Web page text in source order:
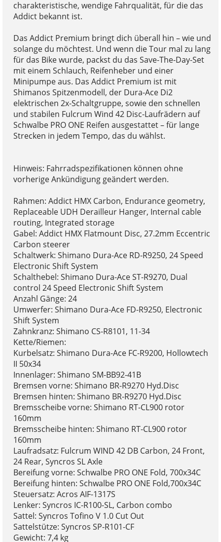
charakteristische, wendige Fahrqualität, für die das
Addict bekannt ist.
Das Addict Premium bringt dich überall hin – wie und
solange du möchtest. Und wenn die Tour mal zu lang
für das Bike wurde, packst du das Save-The-Day-Set
mit einem Schlauch, Reifenheber und einer
Minipumpe aus. Das Addict Premium ist mit
Shimanos Spitzenmodell, der Dura-Ace Di2
elektrischen 2x-Schaltgruppe, sowie den schnellen
und stabilen Fulcrum Wind 42 Disc-Laufrädern auf
Schwalbe PRO ONE Reifen ausgestattet – für lange
Strecken in jedem Tempo, das du wählst.
Hinweis: Fahrradspezifikationen können ohne
vorherige Ankündigung geändert werden.
Rahmen: Addict HMX Carbon, Endurance geometry,
Replaceable UDH Derailleur Hanger, Internal cable
routing, Integrated storage
Gabel: Addict HMX Flatmount Disc, 27.2mm Eccentric
Carbon steerer
Schaltwerk: Shimano Dura-Ace RD-R9250, 24 Speed
Electronic Shift System
Schalthebel: Shimano Dura-Ace ST-R9270, Dual
control 24 Speed Electronic Shift System
Anzahl Gänge: 24
Umwerfer: Shimano Dura-Ace FD-R9250, Electronic
Shift System
Zahnkranz: Shimano CS-R8101, 11-34
Kette/Riemen:
Kurbelsatz: Shimano Dura-Ace FC-R9200, Hollowtech
II 50x34
Innenlager: Shimano SM-BB92-41B
Bremsen vorne: Shimano BR-R9270 Hyd.Disc
Bremsen hinten: Shimano BR-R9270 Hyd.Disc
Bremsscheibe vorne: Shimano RT-CL900 rotor
160mm
Bremsscheibe hinten: Shimano RT-CL900 rotor
160mm
Laufradsatz: Fulcrum WIND 42 DB Carbon, 24 Front,
24 Rear, Syncros SL Axle
Bereifung vorne: Schwalbe PRO ONE Fold, 700x34C
Bereifung hinten: Schwalbe PRO ONE Fold,700x34C
Steuersatz: Acros AIF-1317S
Lenker: Syncros IC-R100-SL, Carbon combo
Sattel: Syncros Tofino V 1.0 Cut Out
Sattelstütze: Syncros SP-R101-CF
Gewicht: 7,4 kg